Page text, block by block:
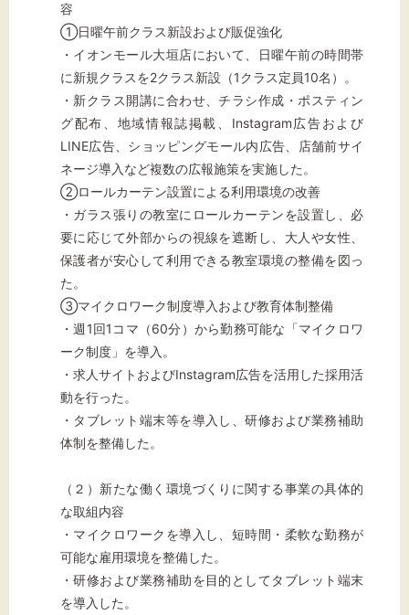
容
①日曜午前クラス新設および販促強化
・イオンモール大垣店において、日曜午前の時間帯
に新規クラスを2クラス新設（1クラス定員10名）。
・新クラス開講に合わせ、チラシ作成・ポスティン
グ配布、地域情報誌掲載、Instagram広告および
LINE広告、ショッピングモール内広告、店舗前サイ
ネージ導入など複数の広報施策を実施した。
②ロールカーテン設置による利用環境の改善
・ガラス張りの教室にロールカーテンを設置し、必
要に応じて外部からの視線を遮断し、大人や女性、
保護者が安心して利用できる教室環境の整備を図っ
た。
③マイクロワーク制度導入および教育体制整備
・週1回1コマ（60分）から勤務可能な「マイクロワ
ーク制度」を導入。
・求人サイトおよびInstagram広告を活用した採用活
動を行った。
・タブレット端末等を導入し、研修および業務補助
体制を整備した。
（２）新たな働く環境づくりに関する事業の具体的
な取組内容
・マイクロワークを導入し、短時間・柔軟な勤務が
可能な雇用環境を整備した。
・研修および業務補助を目的としてタブレット端末
を導入した。